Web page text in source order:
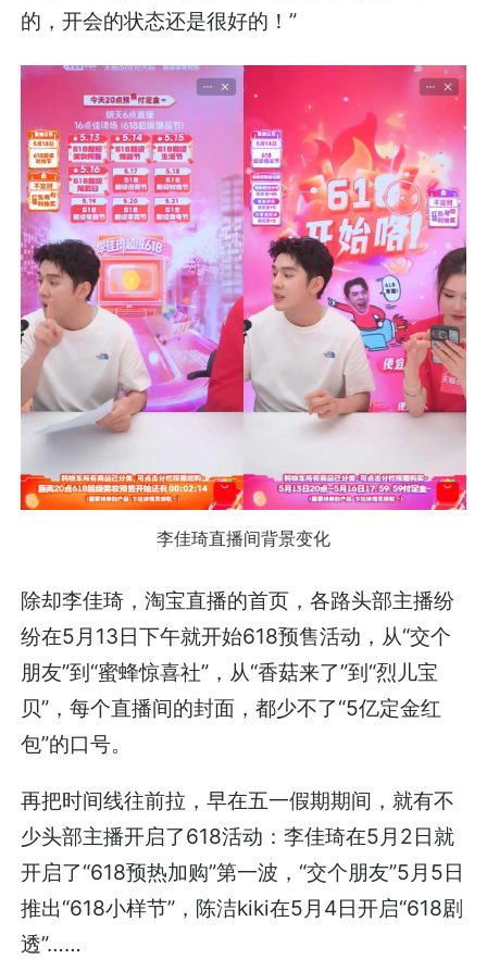
的，开会的状态还是很好的！”
李佳琦直播间背景变化
除却李佳琦，淘宝直播的首页，各路头部主播纷
纷在5月13日下午就开始618预售活动，从“交个
朋友”到“蜜蜂惊喜社”，从“香菇来了”到“烈儿宝
贝”，每个直播间的封面，都少不了“5亿定金红
包”的口号。
再把时间线往前拉，早在五一假期期间，就有不
少头部主播开启了618活动：李佳琦在5月2日就
开启了“618预热加购”第一波，“交个朋友”5月5日
推出“618小样节”，陈洁kiki在5月4日开启“618剧
透”……